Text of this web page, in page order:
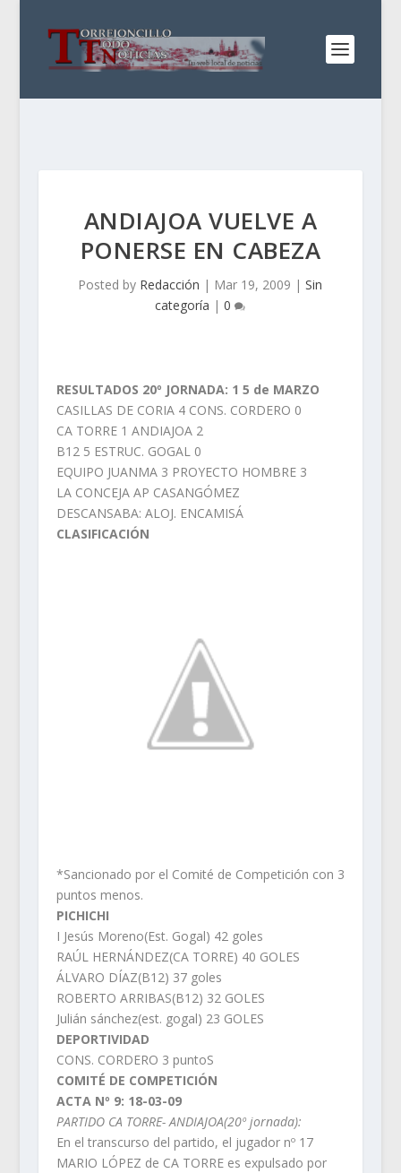
ANDIAJOA VUELVE A
PONERSE EN CABEZA
Posted by Redacción | Mar 19, 2009 |Sin
categoría |0
RESULTADOS 20º JORNADA: 1 5 de MARZO
CASILLAS DE CORIA 4 CONS. CORDERO 0
CA TORRE 1 ANDIAJOA 2
B12 5 ESTRUC. GOGAL 0
EQUIPO JUANMA 3 PROYECTO HOMBRE 3
LA CONCEJA AP CASANGÓMEZ
DESCANSABA: ALOJ. ENCAMISÁ
CLASIFICACIÓN
*Sancionado por el Comité de Competición con 3
puntos menos.
PICHICHI
I Jesús Moreno(Est. Gogal) 42 goles
RAÚL HERNÁNDEZ(CA TORRE) 40 GOLES
ÁLVARO DÍAZ(B12) 37 goles
ROBERTO ARRIBAS(B12) 32 GOLES
Julián sánchez(est. gogal) 23 GOLES
DEPORTIVIDAD
CONS. CORDERO 3 puntoS
COMITÉ DE COMPETICIÓN
ACTA Nº 9: 18-03-09
PARTIDO CA TORRE- ANDIAJOA(20º jornada):
En el transcurso del partido, el jugador nº 17
MARIO LÓPEZ de CA TORRE es expulsado por